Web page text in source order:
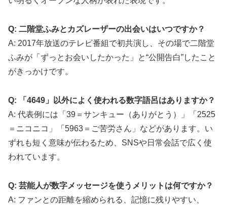
Q: 二階堂ふみとカズレーザーの出会いはいつですか？
A: 2017年放送のテレビ番組で初共演し、その場で二階堂
ふみが「ずっとお会いしたかった」と“公開告白”したこと
がきっかけです。
Q: 「4649」以外によく使われる数字語呂はありますか？
A: 代表例には「39＝サンキュー（ありがとう）」「2525
＝ニコニコ」「5963＝ご苦労さん」などがあります。い
ずれも短く意味が伝わるため、SNSや日常会話で広く使
われています。
Q: 芸能人が数字メッセージを使うメリットは何ですか？
A: ファンとの距離を縮められる、記憶に残りやすい、